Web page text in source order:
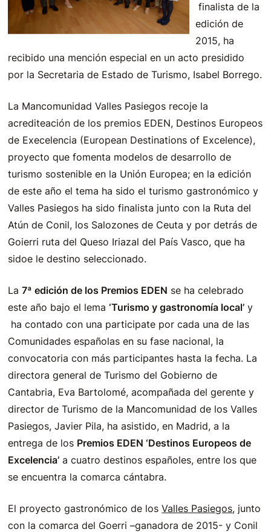
finalista de la
edición de
2015, ha
recibido una mención especial en un acto presidido
por la Secretaria de Estado de Turismo, Isabel Borrego.
La Mancomunidad Valles Pasiegos recoje la
acrediteación de los premios EDEN, Destinos Europeos
de Execelencia (European Destinations of Excelence),
proyecto que fomenta modelos de desarrollo de
turismo sostenible en la Unión Europea; en la edición
de este año el tema ha sido el turismo gastronómico y
Valles Pasiegos ha sido finalista junto con la Ruta del
Atún de Conil, los Salozones de Ceuta y por detrás de
Goierri ruta del Queso Iriazal del País Vasco, que ha
sidoe le destino seleccionado.
La7ª edición de los Premios EDEN se ha celebrado
este año bajo el lema‘Turismo y gastronomía local’ y
ha contado con una participate por cada una de las
Comunidades españolas en su fase nacional, la
convocatoria con más participantes hasta la fecha. La
directora general de Turismo del Gobierno de
Cantabria, Eva Bartolomé, acompañada del gerente y
director de Turismo de la Mancomunidad de los Valles
Pasiegos, Javier Pila, ha asistido, en Madrid, a la
entrega de los Premios EDEN ‘Destinos Europeos de
Excelencia’ a cuatro destinos españoles, entre los que
se encuentra la comarca cántabra.
El proyecto gastronómico de losValles Pasiegos, junto
con la comarca del Goerri –ganadora de 2015- y Conil